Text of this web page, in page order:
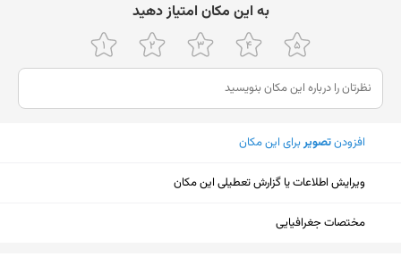
پنجشنبه
۱۰ تا ۱۸
جمعه
۱۶ تا ۲۱
شنبه
یکشنبه
ﺑﻪ اﯾﻦ ﻣﮑﺎن اﻣﺘﯿﺎز دﻫﯿﺪ
افزودنتصویربرای این مکان
ویرایش اطلاعات یا گزارش تعطیلی این مکان
مختصات جغرافیایی